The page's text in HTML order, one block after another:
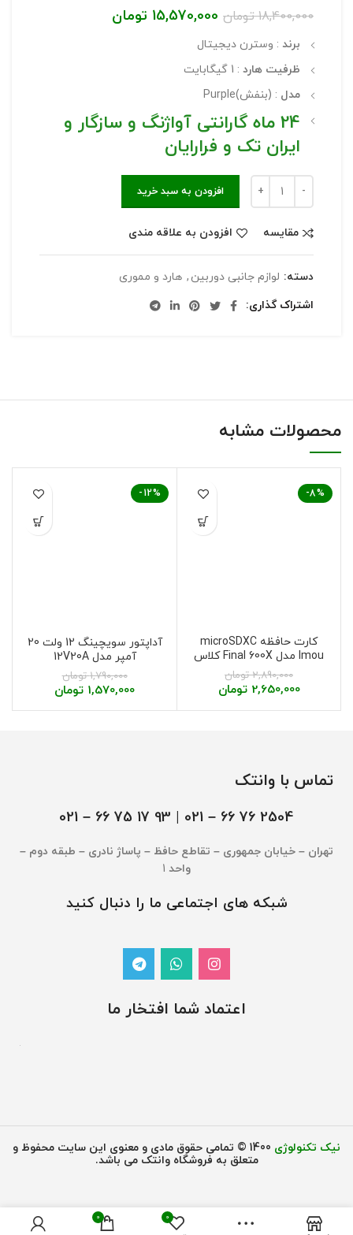
18,400,000 تومان 15,570,000 تومان
برند : وسترن دیجیتال
ظرفیت هارد : 1 گیگابایت
مدل : (بنفش)Purple
24 ماه گارانتی آواژنگ و سازگار و
ایران تک و فرارایان
افزودن به سبد خرید
مقایسه افزودن به علاقه مندی
دسته: لوازم جانبی دوربین , هارد و مموری
اشتراک گذاری
محصولات مشابه
-8%
کارت حافظه microSDXC
Imou مدل Final 600X کلاس
2,890,000 تومان
2,650,000 تومان
-12%
آداپتور سویچینگ 12 ولت 20
آمپر مدل 12V20A
1,790,000 تومان
1,570,000 تومان
تماس با وانتک
2504 76 66 – 021 | 93 17 75 66
– 021
تهران – خیابان جمهوری – تقاطع حافظ – پاساژ نادری – طبقه دوم –
واحد
شبکه های اجتماعی ما را دنبال کنید
اعتماد شما افتخار ما
نیک تکنولوژی
1400 © تمامی حقوق مادی و معنوی این سایت محفوظ و
متعلق به فروشگاه وانتک می باشد.
0
0